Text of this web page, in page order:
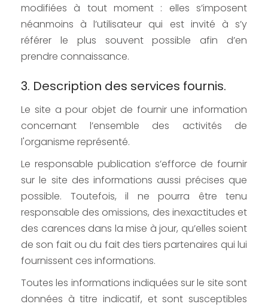
modifiées à tout moment : elles s’imposent
néanmoins à l’utilisateur qui est invité à s’y
référer le plus souvent possible afin d’en
prendre connaissance.
3. Description des services fournis.
Le site a pour objet de fournir une information
concernant l’ensemble des activités de
l'organisme représenté.
Le responsable publication s’efforce de fournir
sur le site des informations aussi précises que
possible. Toutefois, il ne pourra être tenu
responsable des omissions, des inexactitudes et
des carences dans la mise à jour, qu’elles soient
de son fait ou du fait des tiers partenaires qui lui
fournissent ces informations.
Toutes les informations indiquées sur le site sont
données à titre indicatif, et sont susceptibles